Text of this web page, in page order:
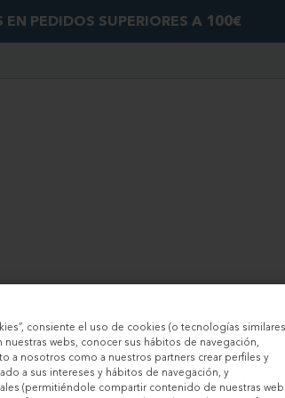
PEDIDOS SUPERIORES A 100€
consiente el uso de cookies (o tecnologías
webs, conocer sus hábitos de navegación,
a nosotros como a nuestros partners crear perfiles y
a sus intereses y hábitos de navegación, y
(permitiéndole compartir contenido de nuestras